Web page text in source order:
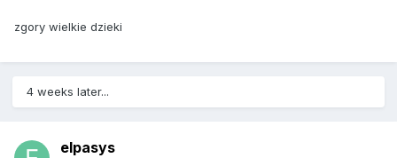
zgory wielkie dzieki
4 weeks later...
elpasys